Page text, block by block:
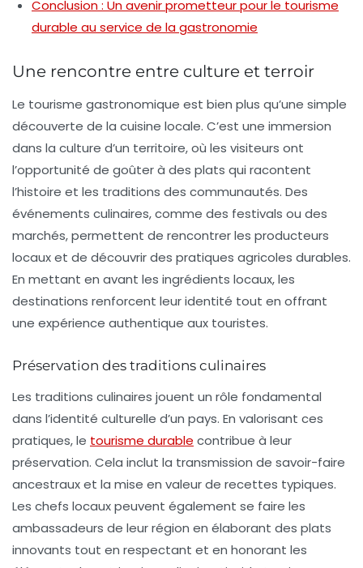
Conclusion : Un avenir prometteur pour le tourisme
durable au service de la gastronomie
Une rencontre entre culture et terroir
Le tourisme gastronomique est bien plus qu’une simple
découverte de la cuisine locale. C’est une immersion
dans la culture d’un territoire, où les visiteurs ont
l’opportunité de goûter à des plats qui racontent
l’histoire et les traditions des communautés. Des
événements culinaires, comme des festivals ou des
marchés, permettent de rencontrer les producteurs
locauxet de découvrir des pratiques agricoles durables.
En mettant en avant les ingrédients locaux, les
destinations renforcent leur identité tout en offrant
une expérience authentique aux touristes.
Préservation des traditions culinaires
Les traditions culinaires jouent un rôle fondamental
dans l’identité culturelle d’un pays. En valorisant ces
pratiques, le tourisme durable contribue à leur
préservation. Cela inclut la transmission de savoir-faire
ancestraux et la mise en valeur de recettes typiques.
Les chefs locaux peuvent également se faire les
ambassadeurs de leur région en élaborant des plats
innovants tout en respectant et en honorant les